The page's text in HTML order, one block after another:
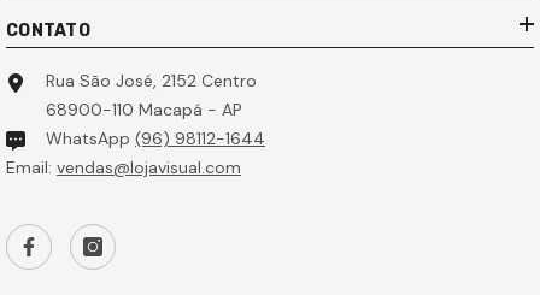
CONTATO
Rua São José, 2152 Centro
68900-110 Macapá - AP
WhatsApp (96) 98112-1644
Email: vendas@lojavisual.com